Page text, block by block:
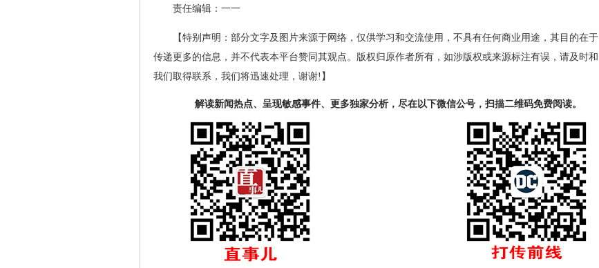
责任编辑：一一
【特别声明：部分文字及图片来源于网络，仅供学习和交流使用，不具有任何商业用途，其目的在于
传递更多的信息，并不代表本平台赞同其观点。版权归原作者所有，如涉版权或来源标注有误，请及时和
我们取得联系，我们将迅速处理，谢谢!】
解读新闻热点、呈现敏感事件、更多独家分析，尽在以下微信公号，扫描二维码免费阅读。